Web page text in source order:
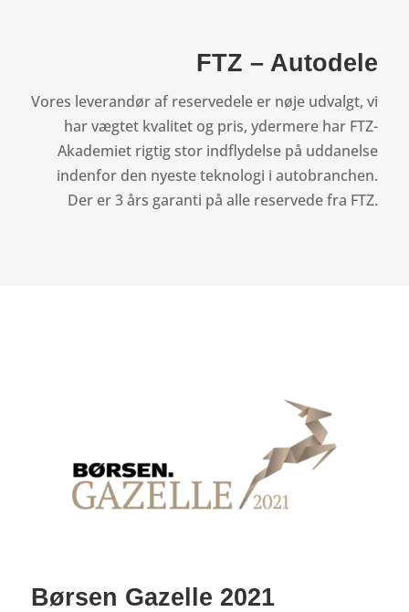
FTZ – Autodele
Vores leverandør af reservedele er nøje udvalgt, vi
har vægtet kvalitet og pris, ydermere har FTZ-
Akademiet rigtig stor indflydelse på uddanelse
indenfor den nyeste teknologi i autobranchen.
Der er 3 års garanti på alle reservede fra FTZ.
Børsen Gazelle 2021